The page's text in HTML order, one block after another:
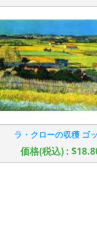
ラ・クローの収穫 ゴ
価格(税込) :